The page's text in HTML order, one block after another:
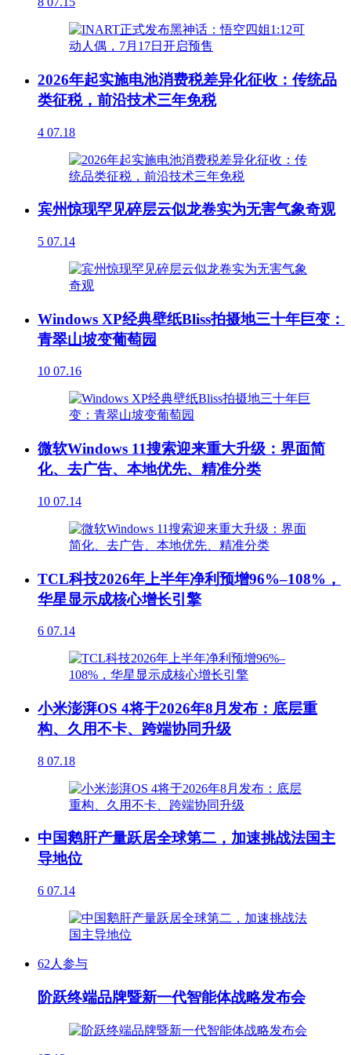
2026年起实施电池消费税差异化征收：传统品
类征税，前沿技术三年免税
4 07.18
宾州惊现罕见碎层云似龙卷实为无害气象奇观
5 07.14
Windows XP经典壁纸Bliss拍摄地三十年巨变：
青翠山坡变葡萄园
10 07.16
微软Windows 11搜索迎来重大升级：界面简
化、去广告、本地优先、精准分类
10 07.14
TCL科技2026年上半年净利预增96%–108%，
华星显示成核心增长引擎
6 07.14
小米澎湃OS 4将于2026年8月发布：底层重
构、久用不卡、跨端协同升级
8 07.18
中国鹅肝产量跃居全球第二，加速挑战法国主
导地位
6 07.14
62人参与
阶跃终端品牌暨新一代智能体战略发布会